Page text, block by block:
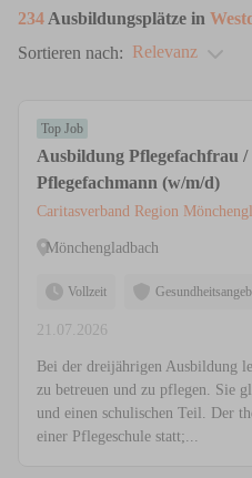
234 Ausbildungsplätze in
Sortieren nach: Relevanz
Top Job
Ausbildung Pflegefachfrau /
Pflegefachmann (w/m/d)
Caritasverband Region
Mönchengladbach
Vollzeit
21.07.2026
Bei der dreijährigen Ausbildung
zu betreuen und zu pflegen. Sie
und einen schulischen Teil. Der
einer Pflegeschule statt;...